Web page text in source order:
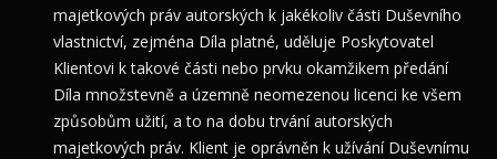
majetkových práv autorských k jakékoliv části Duševního
vlastnictví, zejména Díla platné, uděluje Poskytovatel
Klientovi k takové části nebo prvku okamžikem předání
Díla množstevně a územně neomezenou licenci ke všem
způsobům užití, a to na dobu trvání autorských
majetkových práv. Klient je oprávněn k užívání Duševnímu